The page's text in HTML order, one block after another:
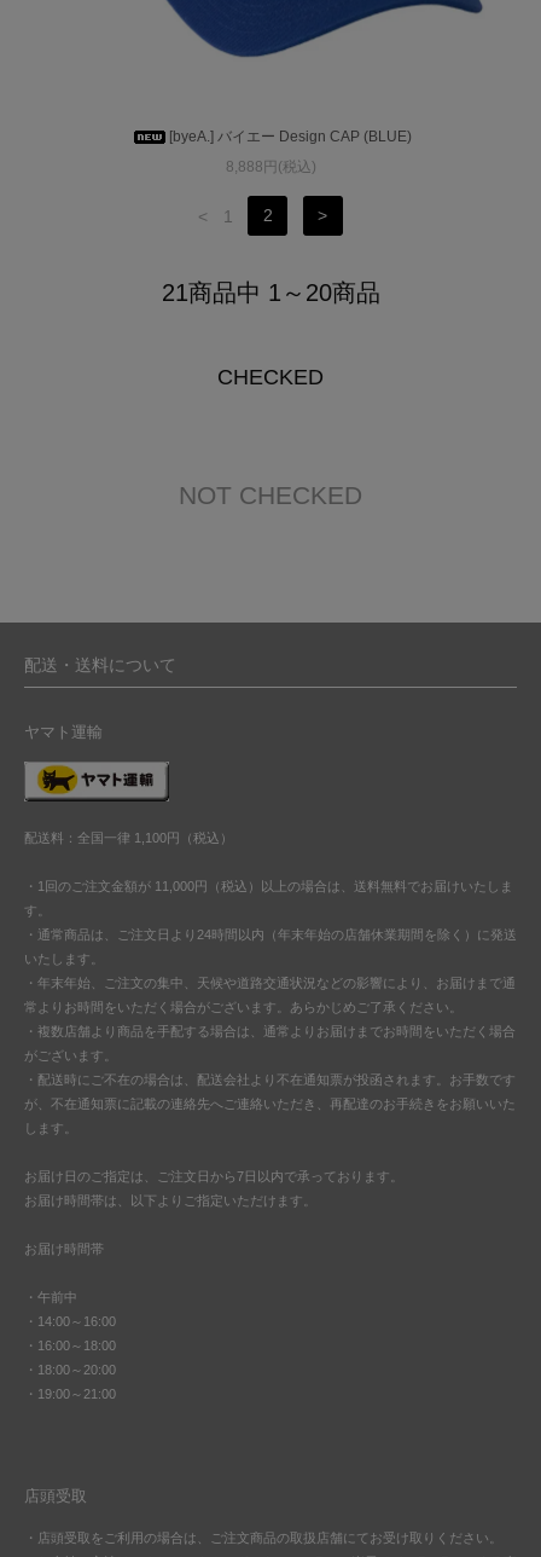
[byeA.] バイエー Design CAP (BLUE)
8,888円(税込)
< 1 2 >
21商品中 1～20商品
CHECKED
NOT CHECKED
配送・送料について
ヤマト運輸
配送料：全国一律 1,100円（税込）
・1回のご注文金額が 11,000円（税込）以上の場合は、送料無料でお届けいたしま
す。
・通常商品は、ご注文日より24時間以内（年末年始の店舗休業期間を除く）に発送
いたします。
・年末年始、ご注文の集中、天候や道路交通状況などの影響により、お届けまで通
常よりお時間をいただく場合がございます。あらかじめご了承ください。
・複数店舗より商品を手配する場合は、通常よりお届けまでお時間をいただく場合
がございます。
・配送時にご不在の場合は、配送会社より不在通知票が投函されます。お手数です
が、不在通知票に記載の連絡先へご連絡いただき、再配達のお手続きをお願いいた
します。
お届け日のご指定は、ご注文日から7日以内で承っております。
お届け時間帯は、以下よりご指定いただけます。
お届け時間帯
・午前中
・14:00～16:00
・16:00～18:00
・18:00～20:00
・19:00～21:00
店頭受取
・店頭受取をご利用の場合は、ご注文商品の取扱店舗にてお受け取りください。